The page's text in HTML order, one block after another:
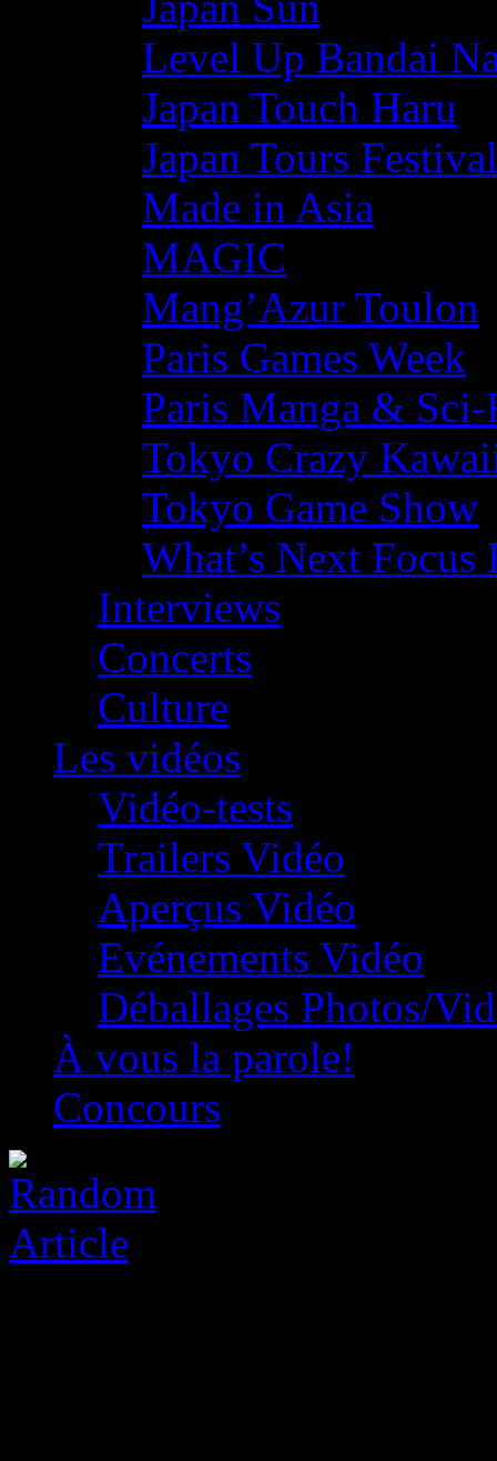
Level Up Bandai
Japan Touch Haru
Japan Tours Festival
Made in Asia
MAGIC
Mang’Azur Toulon
Paris Games Week
Paris Manga &
Tokyo Crazy
Tokyo Game Show
What’s Next
Interviews
Concerts
Culture
Les vidéos
Vidéo-tests
Trailers Vidéo
Aperçus Vidéo
Evénements Vidéo
Déballages Photos/
À vous la parole!
Concours